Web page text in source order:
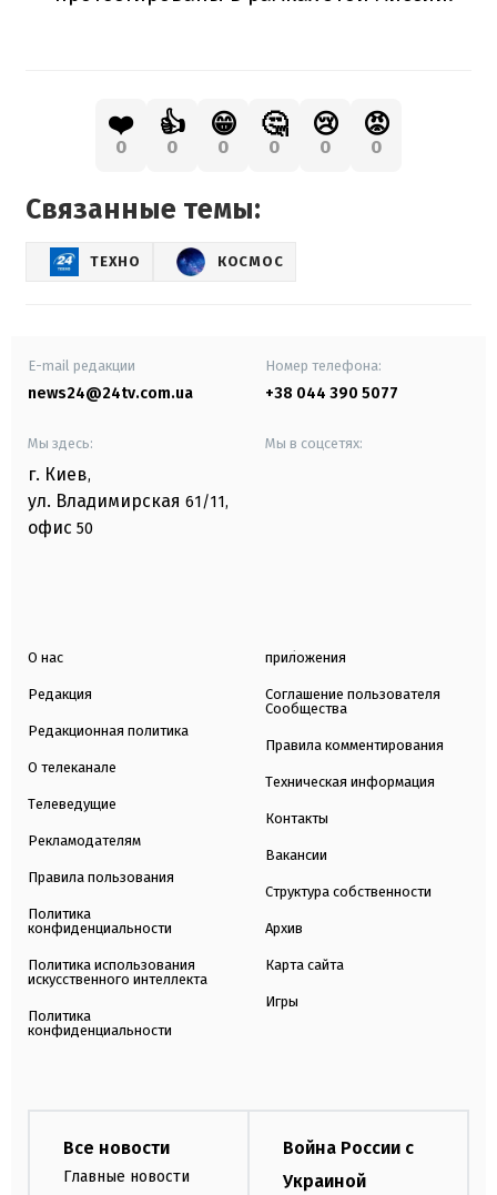
❤️
0
👍
0
😁
0
🤔
0
😢
0
😡
0
Связанные темы:
ТЕХНО КОСМОС
E-mail редакции
news24@24tv.com.ua
Номер телефона:
+38 044 390 5077
Мы здесь:
г. Киев,
ул. Владимирская 61/11,
офис 50
Мы в соцсетях:
О нас
Редакция
Редакционная политика
О телеканале
Телеведущие
Рекламодателям
Правила пользования
Политика
конфиденциальности
Политика использования
искусственного интеллекта
Политика
конфиденциальности
приложения
Соглашение пользователя
Сообщества
Правила комментирования
Техническая информация
Контакты
Вакансии
Структура собственности
Архив
Карта сайта
Игры
Все новости
Главные новости
Война России с
Украиной